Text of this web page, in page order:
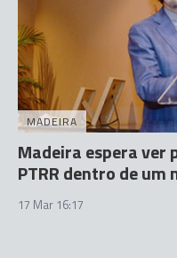
MADEIRA
Madeira espera ver
PTRR dentro de um
17 Mar 16:17